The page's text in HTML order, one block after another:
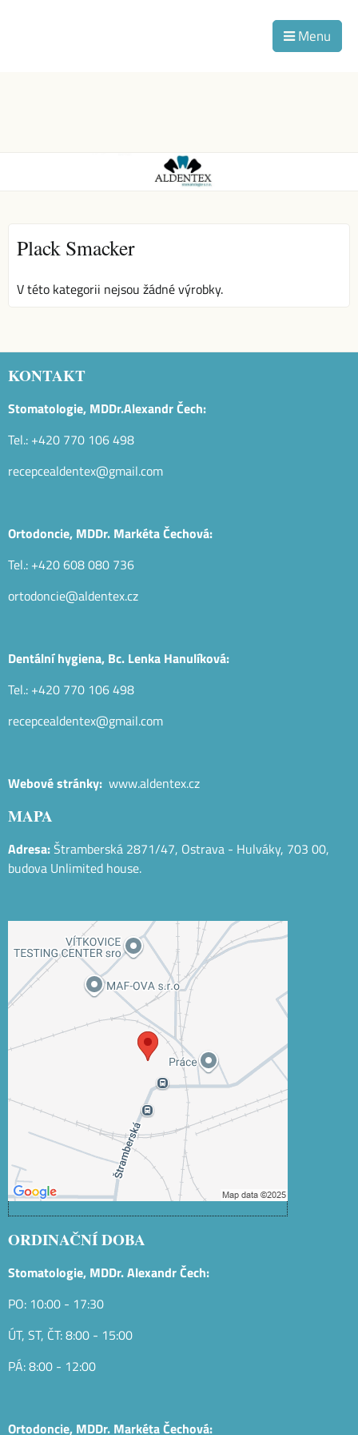
Menu
Plack Smacker
V této kategorii nejsou žádné výrobky.
KONTAKT
Stomatologie, MDDr.Alexandr Čech:
Tel.: +420 770 106 498
recepcealdentex@gmail.com
Ortodoncie, MDDr. Markéta Čechová:
Tel.: +420 608 080 736
ortodoncie@aldentex.cz
Dentální hygiena, Bc. Lenka Hanulíková:
Tel.: +420 770 106 498
recepcealdentex@gmail.com
Webové stránky: www.aldentex.cz
MAPA
Adresa:Štramberská 2871/47, Ostrava - Hulváky, 703 00,
budova Unlimited house.
Externí obsah je blokován Volbami
soukromí
Přejete si načíst externí obsah?
Povolit jednou
Povolit a zapamatovat - souhlas s
druhem cookie: Funkční
Otevřít obsah v novém okně
ORDINAČNÍ DOBA
Stomatologie, MDDr. Alexandr Čech:
PO: 10:00 - 17:30
ÚT, ST, ČT: 8:00 - 15:00
PÁ: 8:00 - 12:00
Ortodoncie, MDDr. Markéta Čechová: